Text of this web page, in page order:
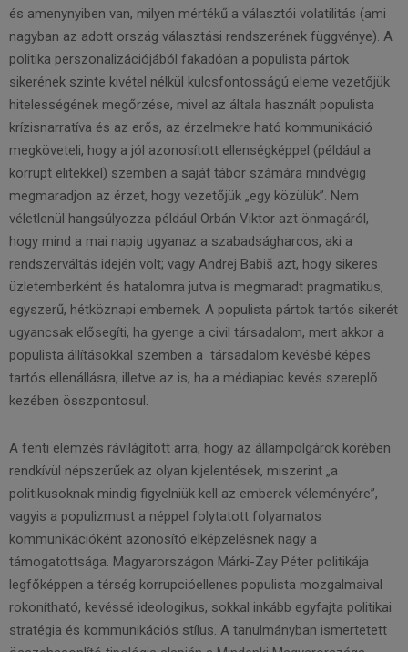
és amenynyiben van, milyen mértékű a választói volatilitás (ami
nagyban az adott ország választási rendszerének függvénye). A
politika perszonalizációjából fakadóan a populista pártok
sikerének szinte kivétel nélkül kulcsfontosságú eleme vezetőjük
hitelességének megőrzése, mivel az általa használt populista
krízisnarratíva és az erős, az érzelmekre ható kommunikáció
megköveteli, hogy a jól azonosított ellenségképpel (például a
korrupt elitekkel) szemben a saját tábor számára mindvégig
megmaradjon az érzet, hogy vezetőjük „egy közülük”. Nem
véletlenül hangsúlyozza például Orbán Viktor azt önmagáról,
hogy mind a mai napig ugyanaz a szabadságharcos, aki a
rendszerváltás idején volt; vagy Andrej Babiš azt, hogy sikeres
üzletemberként és hatalomra jutva is megmaradt pragmatikus,
egyszerű, hétköznapi embernek. A populista pártok tartós sikerét
ugyancsak elősegíti, ha gyenge a civil társadalom, mert akkor a
populista állításokkal szemben a társadalom kevésbé képes
tartós ellenállásra, illetve az is, ha a médiapiac kevés szereplő
kezében összpontosul.
A fenti elemzés rávilágított arra, hogy az állampolgárok körében
rendkívül népszerűek az olyan kijelentések, miszerint „a
politikusoknak mindig figyelniük kell az emberek véleményére”,
vagyis a populizmust a néppel folytatott folyamatos
kommunikációként azonosító elképzelésnek nagy a
támogatottsága. Magyarországon Márki-Zay Péter politikája
legfőképpen a térség korrupcióellenes populista mozgalmaival
rokonítható, kevéssé ideologikus, sokkal inkább egyfajta politikai
stratégia és kommunikációs stílus. A tanulmányban ismertetett